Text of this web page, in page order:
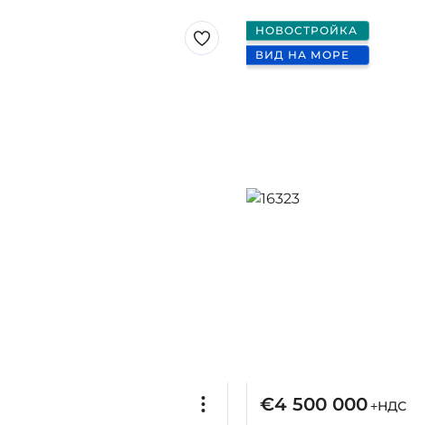
НОВОСТРОЙКА
ВИД НА МОРЕ
€4 500 000+НДС